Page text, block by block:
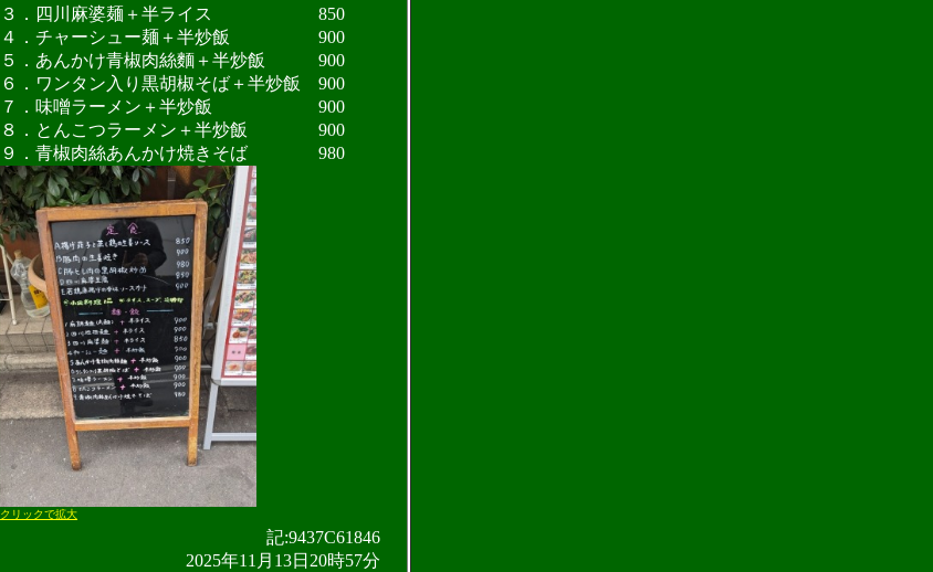
３．四川麻婆麺＋半ライス 850
４．チャーシュー麺＋半炒飯 900
５．あんかけ青椒肉絲麵＋半炒飯 900
６．ワンタン入り黒胡椒そば＋半炒飯 900
７．味噌ラーメン＋半炒飯 900
８．とんこつラーメン＋半炒飯 900
９．青椒肉絲あんかけ焼きそば 980
クリックで拡大
記:9437C61846
2025年11月13日20時57分